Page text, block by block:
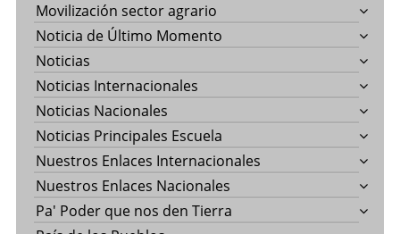
Movilización sector agrario
Noticia de Último Momento
Noticias
Noticias Internacionales
Noticias Nacionales
Noticias Principales Escuela
Nuestros Enlaces Internacionales
Nuestros Enlaces Nacionales
Pa' Poder que nos den Tierra